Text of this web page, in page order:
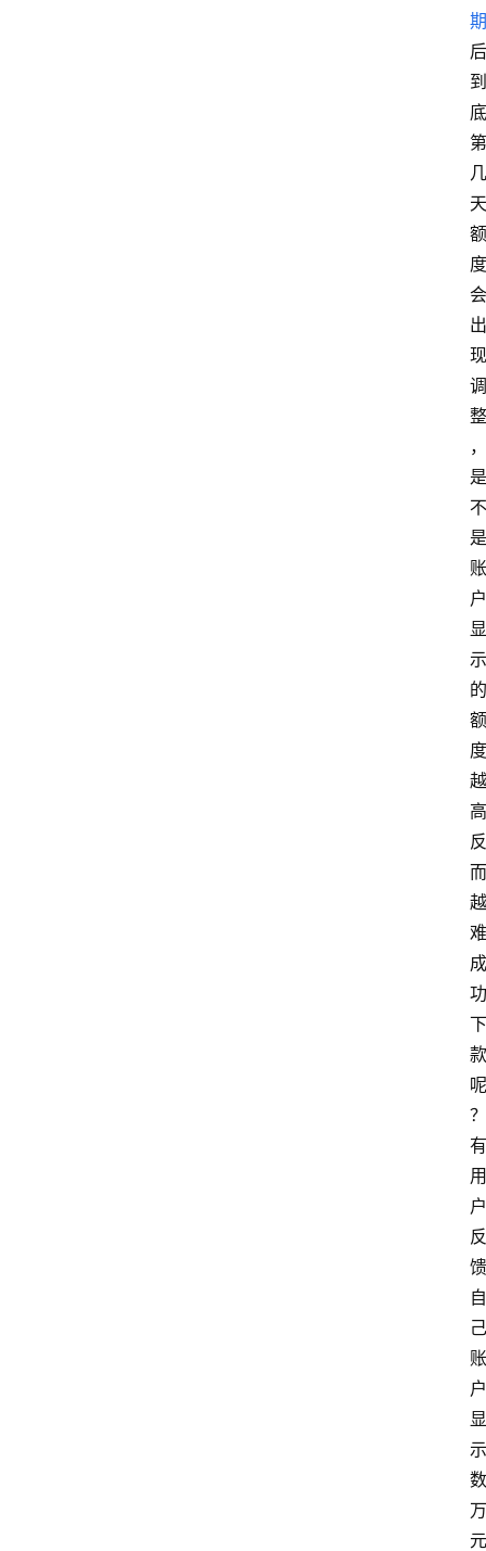
期
后
到
底
第
几
天
额
度
会
出
现
调
整
，
是
不
是
账
户
显
示
的
额
度
越
高
反
而
越
难
成
功
下
款
呢
？
有
用
户
反
馈
自
己
账
户
显
示
数
万
元